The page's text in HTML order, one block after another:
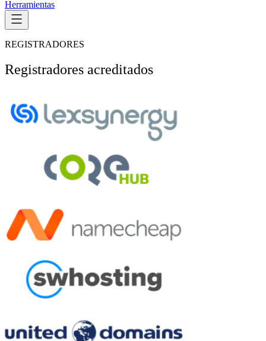
Herramientas
REGISTRADORES
Registradores acreditados